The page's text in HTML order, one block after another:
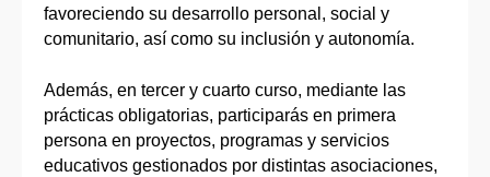
favoreciendo su desarrollo personal, social y
comunitario, así como su inclusión y autonomía.
Además, en tercer y cuarto curso, mediante las
prácticas obligatorias, participarás en primera
persona en proyectos, programas y servicios
educativos gestionados por distintas asociaciones,